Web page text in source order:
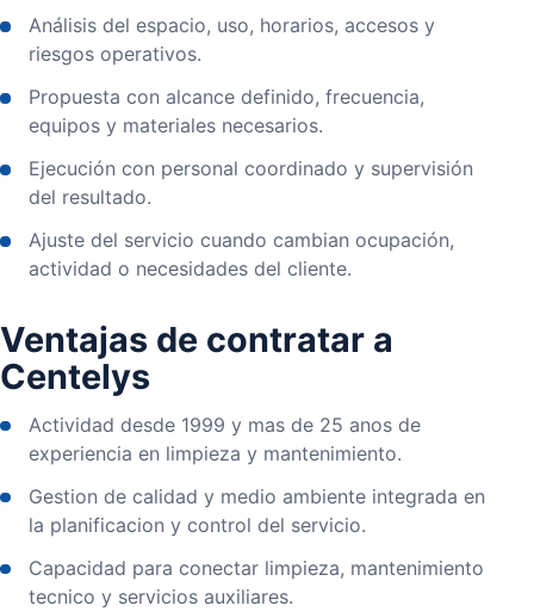
Análisis del espacio, uso, horarios, accesos y
riesgos operativos.
Propuesta con alcance definido, frecuencia,
equipos y materiales necesarios.
Ejecución con personal coordinado y supervisión
del resultado.
Ajuste del servicio cuando cambian ocupación,
actividad o necesidades del cliente.
Ventajas de contratar a
Centelys
Actividad desde 1999 y mas de 25 anos de
experiencia en limpieza y mantenimiento.
Gestion de calidad y medio ambiente integrada en
la planificacion y control del servicio.
Capacidad para conectar limpieza, mantenimiento
tecnico y servicios auxiliares.